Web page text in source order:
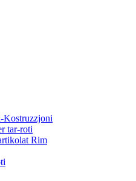
Kostruzzjoni
tar-roti
Rim